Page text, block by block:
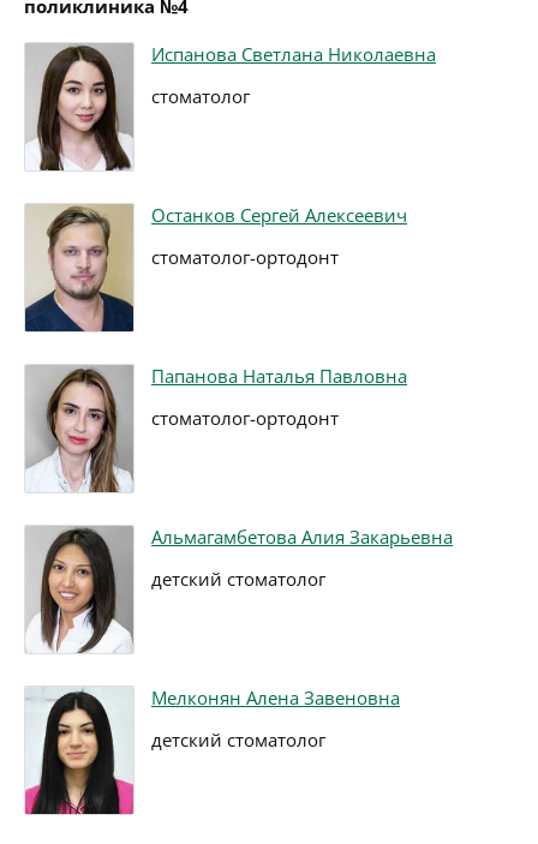
поликлиника №4
Испанова Светлана Николаевна
стоматолог
Останков Сергей Алексеевич
стоматолог-ортодонт
Папанова Наталья Павловна
стоматолог-ортодонт
Альмагамбетова Алия Закарьевна
детский стоматолог
Мелконян Алена Завеновна
детский стоматолог